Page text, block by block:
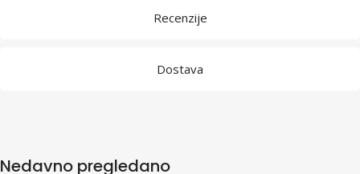
Recenzije
Dostava
Nedavno pregledano